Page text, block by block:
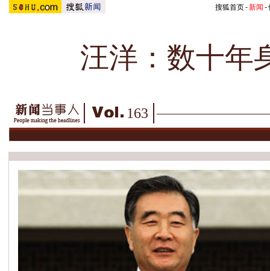
搜狐首页-新闻 -
汪洋：数十年
163